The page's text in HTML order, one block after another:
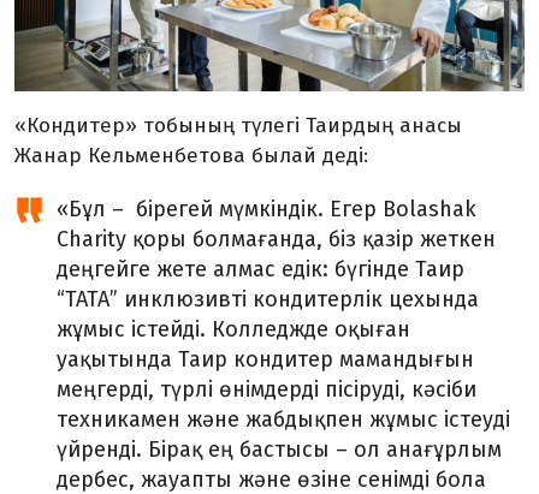
«Кондитер» тобының түлегі Таирдың анасы
Жанар Кельменбетова былай деді:
«Бұл – бірегей мүмкіндік. Егер Bolashak
Charity қоры болмағанда, біз қазір жеткен
деңгейге жете алмас едік: бүгінде Таир
“ТАТА” инклюзивті кондитерлік цехында
жұмыс істейді. Колледжде оқыған
уақытында Таир кондитер мамандығын
меңгерді, түрлі өнімдерді пісіруді, кәсіби
техникамен және жабдықпен жұмыс істеуді
үйренді. Бірақ ең бастысы – ол анағұрлым
дербес, жауапты және өзіне сенімді бола